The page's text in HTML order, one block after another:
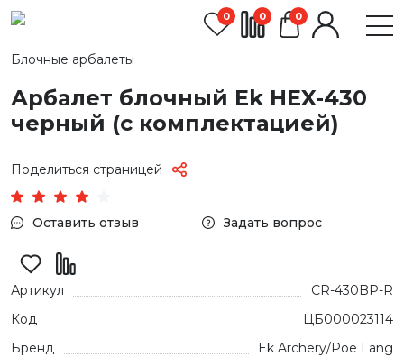
0 0 0
Блочные арбалеты
Арбалет блочный Ek HEX-430
черный (c комплектацией)
Поделиться страницей
Оставить отзыв Задать вопрос
Артикул
CR-430BP-R
Код
ЦБ000023114
Бренд
Ek Archery/Poe Lang